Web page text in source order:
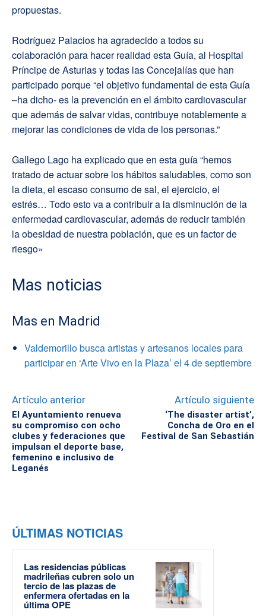
propuestas.
Rodríguez Palacios ha agradecido a todos su
colaboración para hacer realidad esta Guía, al Hospital
Príncipe de Asturias y todas las Concejalías que han
participado porque “el objetivo fundamental de esta Guía
–ha dicho- es la prevención en el ámbito cardiovascular
que además de salvar vidas, contribuye notablemente a
mejorar las condiciones de vida de los personas.”
Gallego Lago ha explicado que en esta guía “hemos
tratado de actuar sobre los hábitos saludables, como son
la dieta, el escaso consumo de sal, el ejercicio, el
estrés… Todo esto va a contribuir a la disminución de la
enfermedad cardiovascular, además de reducir también
la obesidad de nuestra población, que es un factor de
riesgo»
Mas noticias
Mas en Madrid
Valdemorillo busca artistas y artesanos locales para
participar en ‘Arte Vivo en la Plaza’ el 4 de septiembre
Artículo anterior
El Ayuntamiento renueva
su compromiso con ocho
clubes y federaciones que
impulsan el deporte base,
femenino e inclusivo de
Leganés
Artículo siguiente
‘The disaster artist’,
Concha de Oro en el
Festival de San Sebastián
ÚLTIMAS NOTICIAS
Las residencias públicas
madrileñas cubren solo un
tercio de las plazas de
enfermera ofertadas en la
última OPE